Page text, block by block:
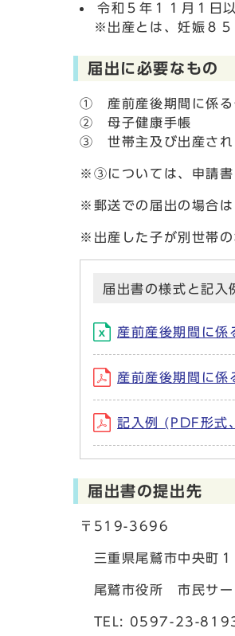
令和５年１１月１日
※出産とは、妊娠８５
届出に必要なもの
① 産前産後期間に係る
② 母子健康手帳
③ 世帯主及び出産され
※③については、申請書
※郵送での届出の場合
※出産した子が別世帯の
届出書の様式と記入
産前産後期間に
産前産後期間に
記入例 (PDF形
届出書の提出先
〒519-3696
三重県尾鷲市中央町１
尾鷲市役所 市民サー
TEL: 0597-23-